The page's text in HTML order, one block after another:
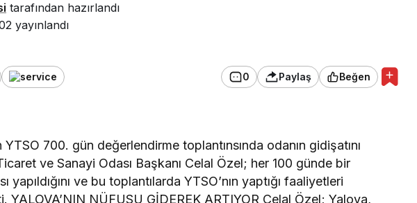
tarafından hazırlandı
yayınlandı
0 Paylaş Beğen
700. gün değerlendirme toplantınsında odanın gidişatını
ve Sanayi Odası Başkanı Celal Özel; her 100 günde bir
yapıldığını ve bu toplantılarda YTSO’nın yaptığı faaliyetleri
YALOVA’NIN NÜFUSU GİDEREK ARTIYOR Celal Özel; Yalova,